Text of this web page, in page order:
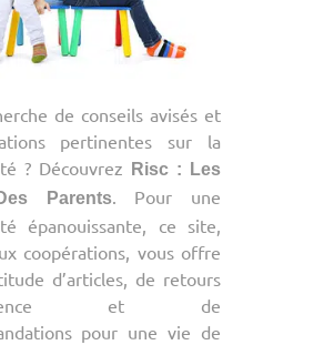
de conseils avisés et
pertinentes sur la
? Découvrez
Risc : Les
Parents. Pour une
épanouissante, ce site,
coopérations, vous offre
d’articles, de retours
et de
pour une vie de